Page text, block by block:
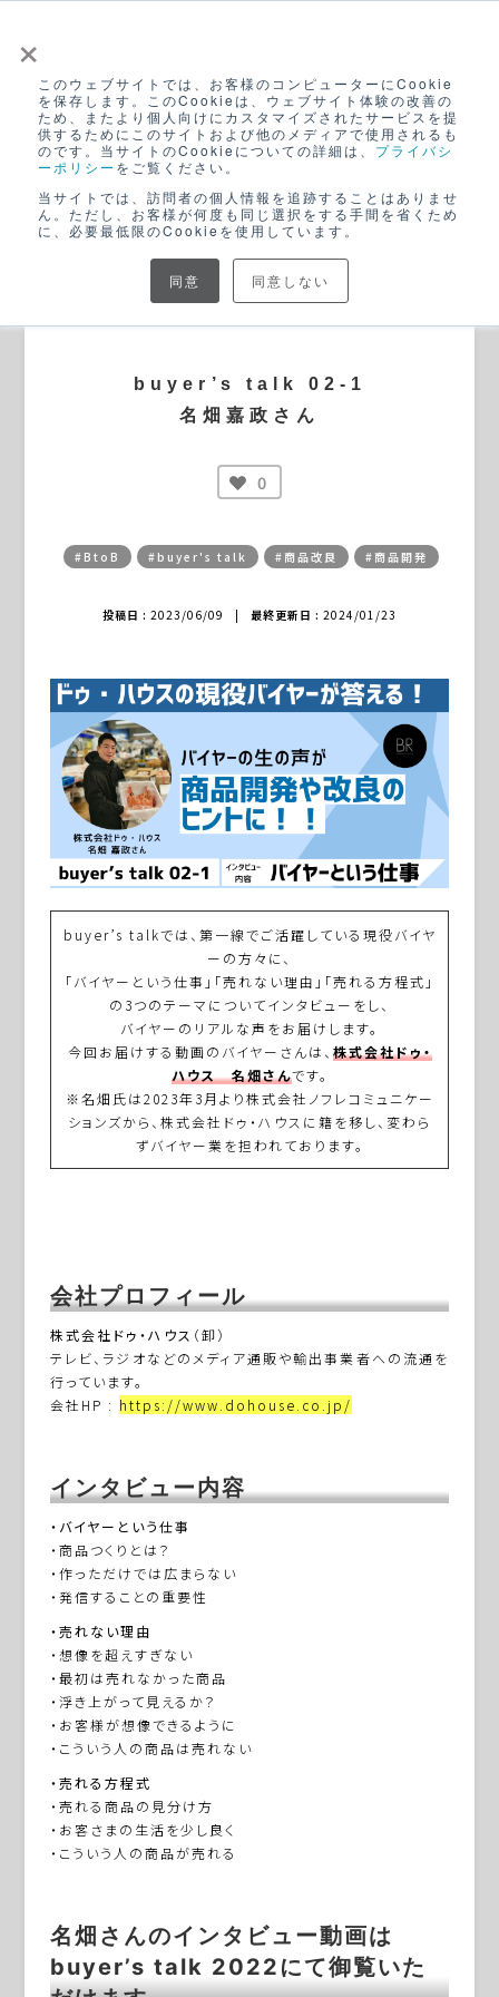
×
このウェブサイトでは、お客様のコンピューターにCookie
を保存します。このCookieは、ウェブサイト体験の改善の
ため、またより個人向けにカスタマイズされたサービスを提
供するためにこのサイトおよび他のメディアで使用されるも
のです。当サイトのCookieについての詳細は、 プライバシ
ーポリシー をご覧ください。
当サイトでは、訪問者の個人情報を追跡することはありませ
ん。ただし、お客様が何度も同じ選択をする手間を省くため
に、必要最低限のCookieを使用しています。
同意 同意しない
ログイン
無料アカウント登録
buyer’s talk 02-1
名畑嘉政さん
0
#BtoB #buyer's talk #商品改良 #商品開発
投稿日 : 2023/06/09 | 最終更新日 : 2024/01/23
buyer’s talkでは、第一線でご活躍している現役バイヤ
ーの方々に、
「バイヤーという仕事」「売れない理由」「売れる方程式」
の3つのテーマについてインタビューをし、
バイヤーのリアルな声をお届けします。
今回お届けする動画のバイヤーさんは、 株式会社ドゥ・
ハウス 名畑さんです。
※名畑氏は2023年3月より株式会社ノフレコミュニケー
ションズから、株式会社ドゥ・ハウスに籍を移し、変わら
ずバイヤー業を担われております。
会社プロフィール
株式会社ドゥ・ハウス （卸）
テレビ、ラジオなどのメディア通販や輸出事業者への流通を
行っています。
会社HP : https://www.dohouse.co.jp/
インタビュー内容
・バイヤーという仕事
・商品つくりとは？
・作っただけでは広まらない
・発信することの重要性
・売れない理由
・想像を超えすぎない
・最初は売れなかった商品
・浮き上がって見えるか？
・お客様が想像できるように
・こういう人の商品は売れない
・売れる方程式
・売れる商品の見分け方
・お客さまの生活を少し良く
・こういう人の商品が売れる
名畑さんのインタビュー動画は
buyer’s talk 2022にて御覧いた